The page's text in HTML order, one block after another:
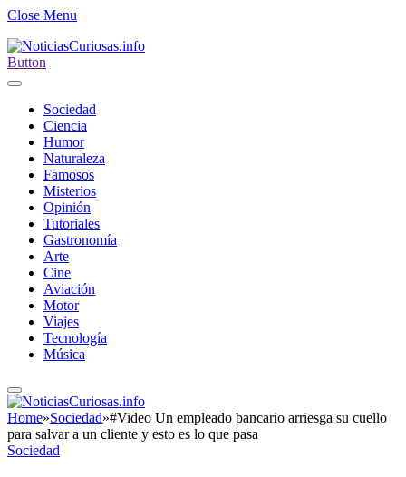
Close Menu
Button
Sociedad
Ciencia
Humor
Naturaleza
Famosos
Misterios
Opinión
Tutoriales
Gastronomía
Arte
Cine
Aviación
Motor
Viajes
Tecnología
Música
Home»Sociedad»#Video Un empleado bancario arriesga su cuello
para salvar a un cliente y esto es lo que pasa
Sociedad